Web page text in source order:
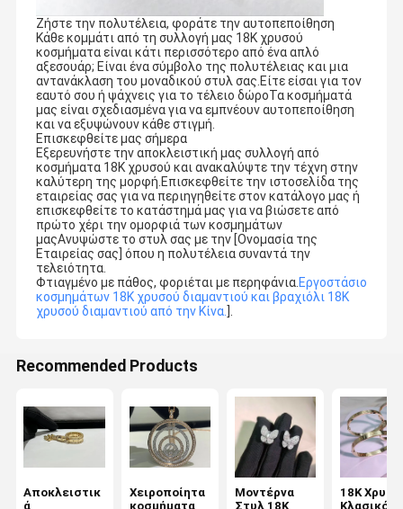
Προϊόντα
Σχετικά Με
Εμάς
Γύρος
Εργοστασίων
Ζήστε την πολυτέλεια, φοράτε την αυτοπεποίθηση
Κάθε κομμάτι από τη συλλογή μας 18K χρυσού
κοσμήματα είναι κάτι περισσότερο από ένα απλό
αξεσουάρ; Είναι ένα σύμβολο της πολυτέλειας και μια
αντανάκλαση του μοναδικού στυλ σας.Είτε είσαι για τον
εαυτό σου ή ψάχνεις για το τέλειο δώροΤα κοσμήματά
μας είναι σχεδιασμένα για να εμπνέουν αυτοπεποίθηση
και να εξυψώνουν κάθε στιγμή.
Επισκεφθείτε μας σήμερα
Εξερευνήστε την αποκλειστική μας συλλογή από
κοσμήματα 18K χρυσού και ανακαλύψτε την τέχνη στην
καλύτερη της μορφή.Επισκεφθείτε την ιστοσελίδα της
εταιρείας σας για να περιηγηθείτε στον κατάλογο μας ή
επισκεφθείτε το κατάστημά μας για να βιώσετε από
πρώτο χέρι την ομορφιά των κοσμημάτων
μαςΑνυψώστε το στυλ σας με την [Ονομασία της
Εταιρείας σας] όπου η πολυτέλεια συναντά την
τελειότητα.
Φτιαγμένο με πάθος, φοριέται με περηφάνια.Εργοστάσιο
κοσμημάτων 18K χρυσού διαμαντιού και βραχιόλι 18K
χρυσού διαμαντιού από την Κίνα. ].
Recommended Products
Αποκλειστικ
ά
Χειροποίητα
κοσμήματα
Μοντέρνα
Στυλ 18K
18K Χρυσό
Κλασικό
Για να είναι μακροπρόθεσμος συνεργάτης μας, δεσμευόμαστε να
λύσουμε το πρόβλημα των μικρών και μεσαίων επιχειρήσεων
για να ξεκινήσει μια επιχείρηση, μπορούμε να παρέχουμε όλες
τις εικόνες προϊόντων,Είμαστε υπεύθυνοι για την παραγωγή
και την παράδοση., χρειάζεται μόνο να δημιουργήσετε μια
ιστοσελίδα πωλήσεων, χωρίς απογραφή, χωρίς κόστος.
1. παραγωγική ικανότητα: η Top Luxury κατέχει την πρώτη θέση